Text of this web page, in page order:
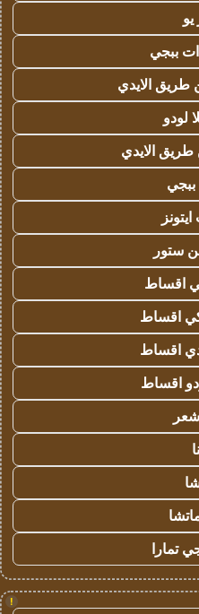
ببجي
الايدي
لودو
الايدي
ستور
اقساط
اقساط
اقساط
اقساط
تمارا
!